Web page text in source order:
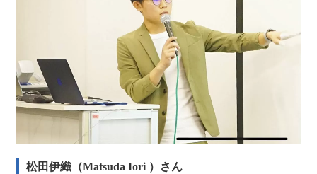
松田伊織（Matsuda Iori ）さん